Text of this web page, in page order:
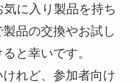
に入り製品を持ち
品の交換やお試し
と幸いです。
れど、参加者向け